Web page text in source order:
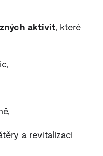
aktivit, které
a revitalizaci